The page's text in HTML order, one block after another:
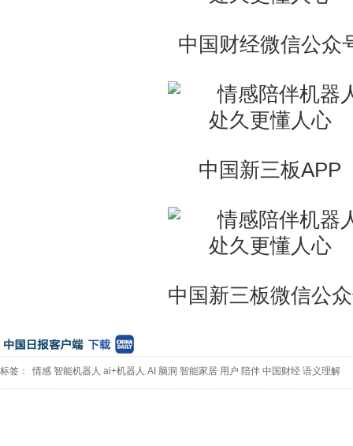
中国财经微信公众
中国新三板APP
中国新三板微信公
标签： 情感 智能机器人 ai+机器人 AI 脑洞 智能家居 用户 陪伴 中国财经 语义理解